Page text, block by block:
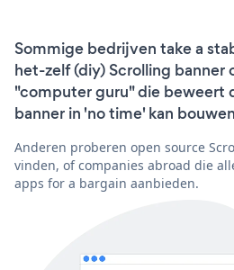
Sommige bedrijven take a
het-zelf (diy) Scrolling banner
"computer guru" die beweert
banner in 'no time' kan
Anderen proberen open source
vinden, of companies abroad die
apps for a bargain aanbieden.